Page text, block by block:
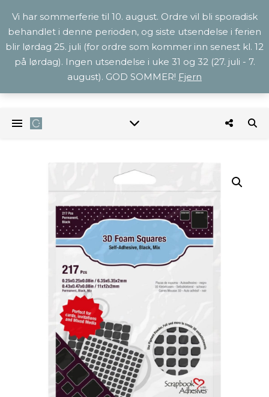
Vi har sommerferie til 10. august. Ordre vil bli sporadisk
behandlet i denne perioden, og siste utsendelse i ferien
blir lørdag 25. juli (for ordre som kommer inn senest kl. 12
på lørdag). Ingen utsendelse i uke 31 og 32 (27. juli - 7.
august). GOD SOMMER! Fjern